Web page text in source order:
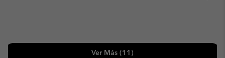
Ver Más (11)